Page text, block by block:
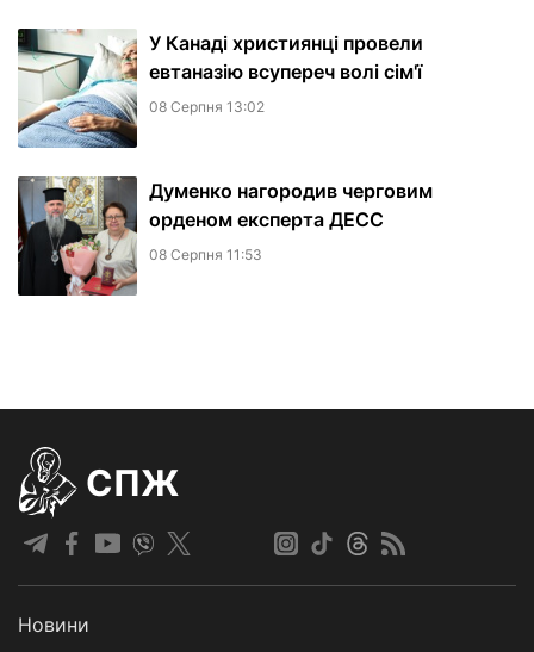
У Канаді християнці провели
евтаназію всупереч волі сім'ї
08 Серпня 13:02
Думенко нагородив черговим
орденом експерта ДЕСС
08 Серпня 11:53
СПЖ
Новини